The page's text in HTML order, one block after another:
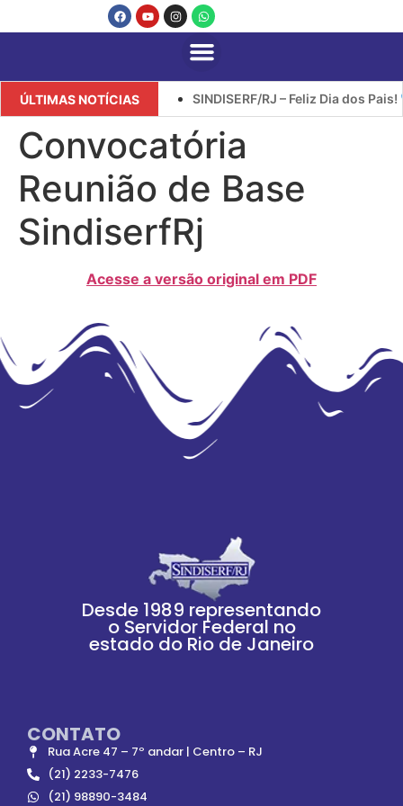
ÚLTIMAS NOTÍCIAS SINDISERF/RJ – Feliz Dia dos Pais!
Convocatória
Reunião de Base
SindiserfRj
Acesse a versão original em PDF
Desde 1989 representando
o Servidor Federal no
estado do Rio de Janeiro
CONTATO
Rua Acre 47 – 7º andar | Centro – RJ
(21) 2233-7476
(21) 98890-3484